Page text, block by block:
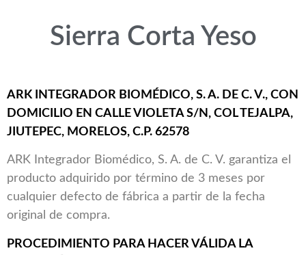
Sierra Corta Yeso
ARK INTEGRADOR BIOMÉDICO, S. A. DE C. V., CON
DOMICILIO EN CALLE VIOLETA S/N, COL TEJALPA,
JIUTEPEC, MORELOS, C.P. 62578
ARK Integrador Biomédico, S. A. de C. V. garantiza el
producto adquirido por término de 3 meses por
cualquier defecto de fábrica a partir de la fecha
original de compra.
PROCEDIMIENTO PARA HACER VÁLIDA LA